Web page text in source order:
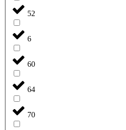
52
6
60
64
70